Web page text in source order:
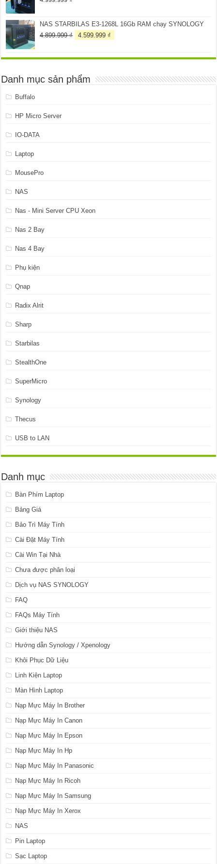
NAS STARBILAS E3-1268L 16Gb RAM chạy SYNOLOGY
4.899.999₫
Giá
4.899.999 ₫.
4.599.999 ₫
là:
Danh mục sản phẩm
Buffalo
HP Micro Server
IO-DATA
Laptop
MousePro
NAS
Nas - Mini Server CPU Xeon
Nas 2 Bay
Nas 4 Bay
Phụ kiện
Qnap
Radix Alrit
Sharp
Starbilas
StealthOne
SuperMicro
Synology
Thecus
USB to LAN
Danh mục
Bàn Phím Laptop
Bảng Giá
Bảo Trì Máy Tính
Cài Đặt Máy Tính
Cài Win Tại Nhà
Chưa được phân loại
Dịch vụ NAS SYNOLOGY
FAQ
FAQs Máy Tính
Giới thiệu NAS
Hướng dẫn Synology / Xpenology
Khôi Phục Dữ Liệu
Linh Kiện Laptop
Màn Hình Laptop
Nạp Mực Máy In Brother
Nạp Mực Máy In Canon
Nạp Mực Máy In Epson
Nạp Mực Máy In Hp
Nạp Mực Máy In Panasonic
Nạp Mực Máy In Ricoh
Nạp Mực Máy In Samsung
Nạp Mực Máy In Xerox
NAS
Pin Laptop
Sạc Laptop